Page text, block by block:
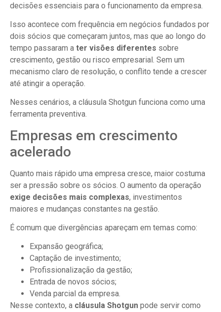
decisões essenciais para o funcionamento da empresa.
Isso acontece com frequência em negócios fundados por
dois sócios que começaram juntos, mas que ao longo do
tempo passaram a ter visões diferentes sobre
crescimento, gestão ou risco empresarial. Sem um
mecanismo claro de resolução, o conflito tende a crescer
até atingir a operação.
Nesses cenários, a cláusula Shotgun funciona como uma
ferramenta preventiva.
Empresas em crescimento
acelerado
Quanto mais rápido uma empresa cresce, maior costuma
ser a pressão sobre os sócios. O aumento da operação
exige decisões mais complexas, investimentos
maiores e mudanças constantes na gestão.
É comum que divergências apareçam em temas como:
Expansão geográfica;
Captação de investimento;
Profissionalização da gestão;
Entrada de novos sócios;
Venda parcial da empresa.
Nesse contexto, a cláusula Shotgun pode servir como